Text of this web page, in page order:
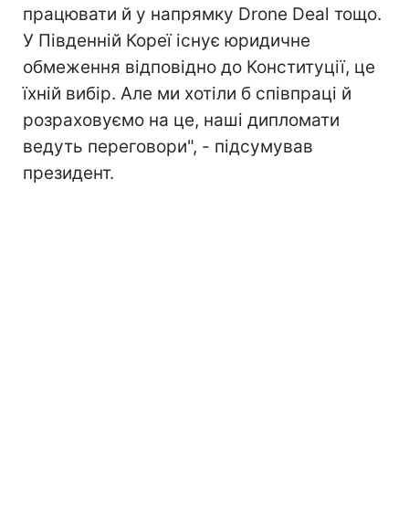
працювати й у напрямку Drone Deal тощо.
У Південній Кореї існує юридичне
обмеження відповідно до Конституції, це
їхній вибір. Але ми хотіли б співпраці й
розраховуємо на це, наші дипломати
ведуть переговори", - підсумував
президент.